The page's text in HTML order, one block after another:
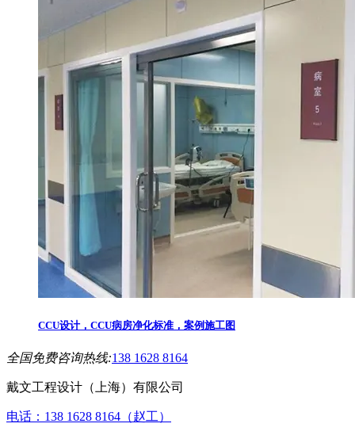
CCU设计，CCU病房净化标准，案例施工图
全国免费咨询热线:138 1628 8164
戴文工程设计（上海）有限公司
电话：138 1628 8164（赵工）